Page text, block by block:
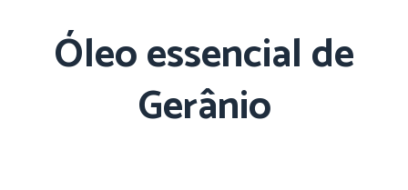
Óleo essencial de
Gerânio